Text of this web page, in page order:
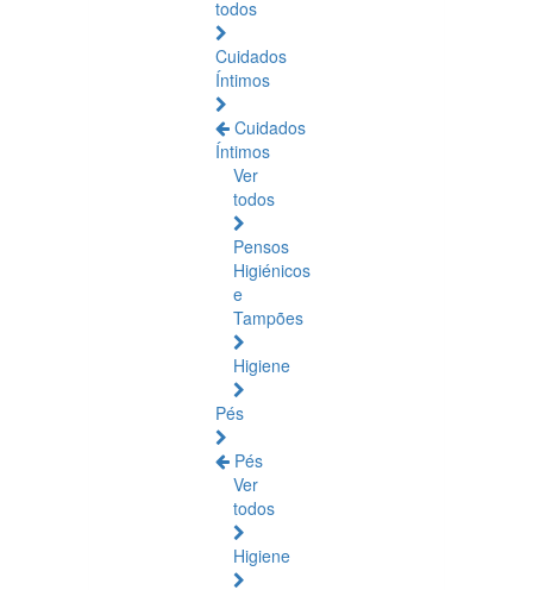
todos
Cuidados
Íntimos
Cuidados
Íntimos
Ver
todos
Pensos
Higiénicos
e
Tampões
Higiene
Pés
Pés
Ver
todos
Higiene